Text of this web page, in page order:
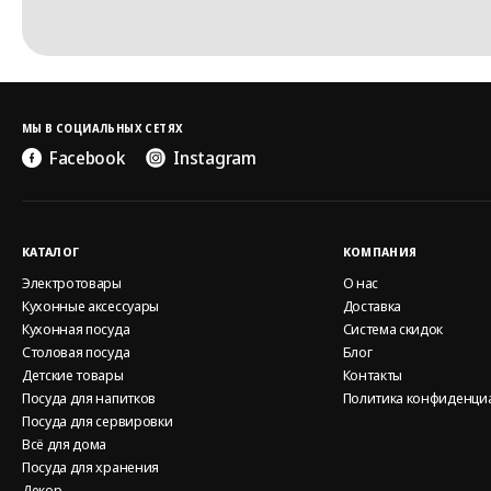
МЫ В СОЦИАЛЬНЫХ СЕТЯХ
Facebook Instagram
КАТАЛОГ
Электротовары
Кухонные аксессуары
Кухонная посуда
Столовая посуда
Детские товары
Посуда для напитков
Посуда для сервировки
Всё для дома
Посуда для хранения
КОМПАНИЯ
О нас
Доставка
Система скидок
Блог
Контакты
Политика